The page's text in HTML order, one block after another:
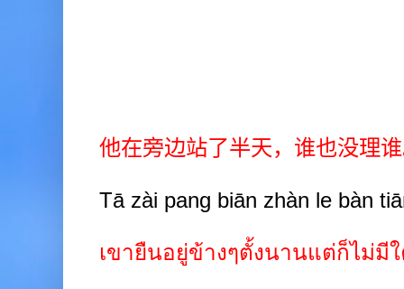
他在旁边站了半天，谁也没理
Tā zài pang biān zhàn le bàn
เขายืนอยู่ข้างๆตั้งนานแต่ก็ไม่มี